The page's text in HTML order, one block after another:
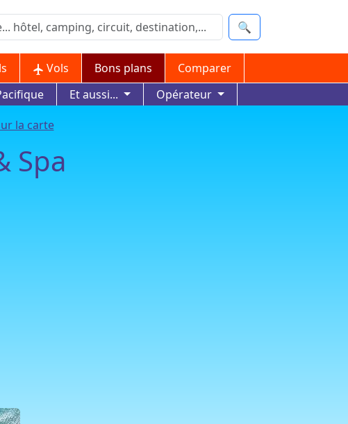
🔍
Vols Bons plans
Comparer
Et aussi...
Opérateur
la carte
Spa